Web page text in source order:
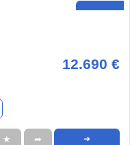
12.690 €
★ ➦ ➜